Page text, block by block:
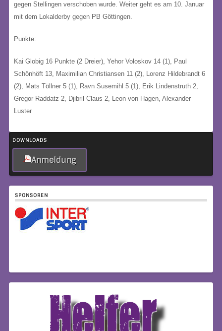
DOWNLOADS
Anmeldung
SPONSOREN
gegen Stellingen verschoben wurde. Weiter geht es am 10. Januar
mit dem Lokalderby gegen PB Göttingen.
Punkte:
Kai Globig 16 Punkte (2 Dreier), Yehor Voloskov 14 (1), Paul
Schönhöft 13, Maximilian Christiansen 11 (2), Lorenz Hildebrandt 6
(2), Mats Töllner 5 (1), Ravn Susemihl 5 (1), Erik Lindenstruth 2,
Gregor Raddatz 2, Djibril Claus 2, Leon von Hagen, Alexander
Luster